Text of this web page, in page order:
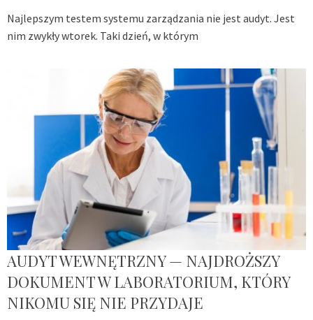
Najlepszym testem systemu zarządzania nie jest audyt. Jest
nim zwykły wtorek. Taki dzień, w którym
AUDYT WEWNĘTRZNY — NAJDROŻSZY
DOKUMENT W LABORATORIUM, KTÓRY
NIKOMU SIĘ NIE PRZYDAJE